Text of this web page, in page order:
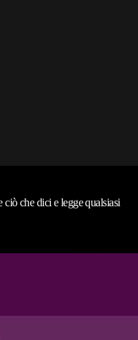
ciò che dici e legge qualsiasi